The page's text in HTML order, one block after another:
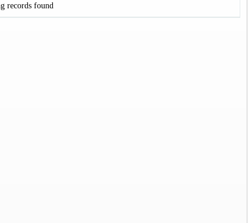
records found